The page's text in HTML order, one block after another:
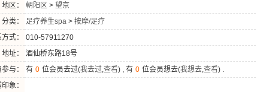
地区： 朝阳区 > 望京
分类：
足疗养生spa > 按摩/足疗
式：
010-57911270
地址：
酒仙桥东路18号
与：
有 0 位会员去过(我去过,查看) , 有 0 位会员想去(我想去,查看) .
象：